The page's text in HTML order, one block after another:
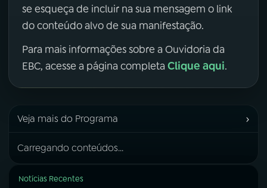
se esqueça de incluir na sua mensagem o link
do conteúdo alvo de sua manifestação.
Para mais informações sobre a Ouvidoria da
EBC, acesse a página completa Clique aqui.
Veja mais do Programa ›
Carregando conteúdos...
Notícias Recentes